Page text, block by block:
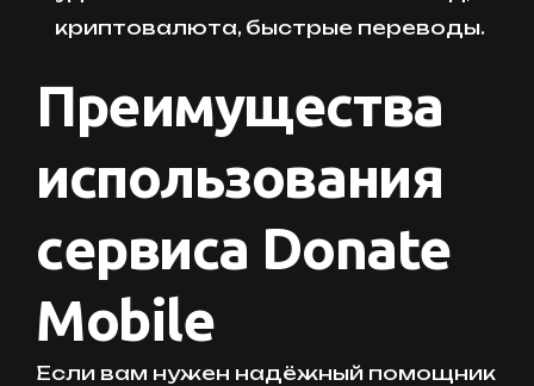
криптовалюта, быстрые переводы.
Преимущества
использования
сервиса Donate
Mobile
Если вам нужен надёжный помощник